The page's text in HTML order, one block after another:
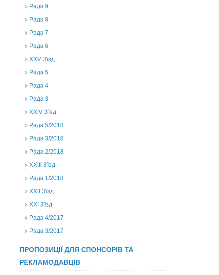
Рада 9
Рада 8
Рада 7
Рада 6
XXV З'їзд
Рада 5
Рада 4
Рада 3
ХХIV З'їзд
Рада 5/2018
Рада 3/2018
Рада 2/2018
XXIII З'їзд
Рада 1/2018
ХХІІ З'їзд
XXI З'їзд
Рада 4/2017
Рада 3/2017
ПРОПОЗИЦІЇ ДЛЯ СПОНСОРІВ ТА
РЕКЛАМОДАВЦІВ